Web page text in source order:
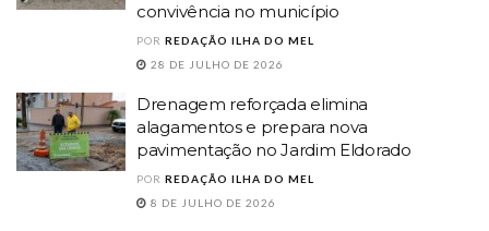
convivência no município
POR REDAÇÃO ILHA DO MEL
28 DE JULHO DE 2026
Drenagem reforçada elimina
alagamentos e prepara nova
pavimentação no Jardim Eldorado
POR REDAÇÃO ILHA DO MEL
8 DE JULHO DE 2026